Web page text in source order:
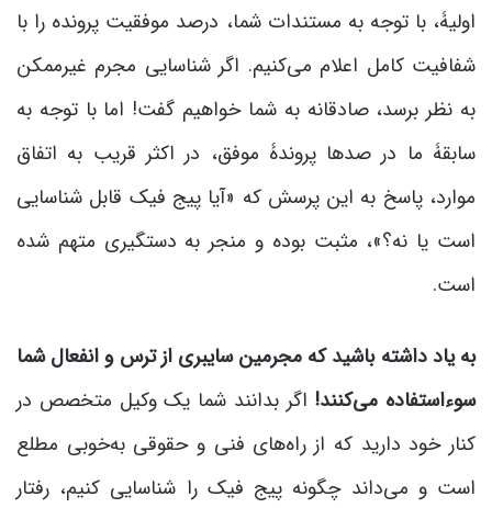
اولیۀ، با توجه به مستندات شما، درصد موفقیت پرونده را با
شفافیت کامل اعلام می‌کنیم. اگر شناسایی مجرم غیرممکن
به نظر برسد، صادقانه به شما خواهیم گفت! اما با توجه به
سابقۀ ما در صدها پروندۀ موفق، در اکثر قریب به اتفاق
موارد، پاسخ به این پرسش که «آیا پیج فیک قابل شناسایی
است یا نه؟»، مثبت بوده و منجر به دستگیری متهم شده
است.
به یاد داشته باشید که مجرمین سایبری از ترس و انفعال شما
سوءاستفاده می‌کنند! اگر بدانند شما یک وکیل متخصص در
کنار خود دارید که از راه‌های فنی و حقوقی به‌خوبی مطلع
است و می‌داند چگونه پیج فیک را شناسایی کنیم، رفتار